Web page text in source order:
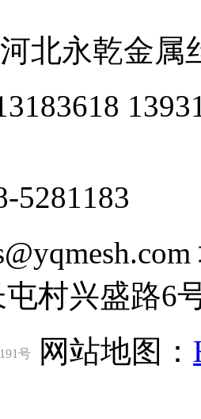
北永乾金属
5281183
村兴盛路6
号 网站地图：